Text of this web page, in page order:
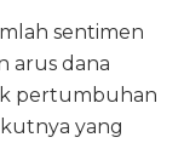
sentimen
arus dana
pertumbuhan
yang